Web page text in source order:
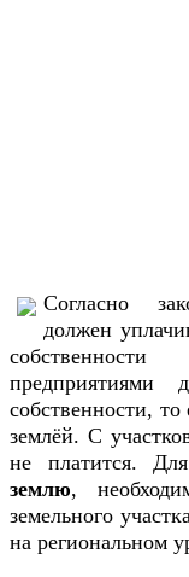
Согласно
должен
собственности, то
землёй. С
не платится.
землю,
земельного
на региональном